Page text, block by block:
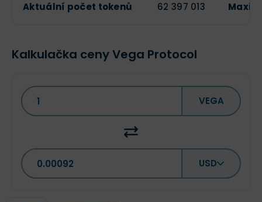
Aktuální počet tokenů 62 397 013
Kalkulačka ceny Vega Protocol
VEGA
USD